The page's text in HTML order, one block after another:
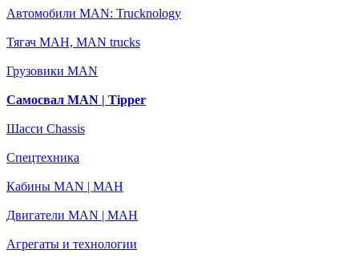
Автомобили MAN: Trucknology
Тягач МАН, MAN trucks
Грузовики MAN
Самосвал MAN | Tipper
Шасси Chassis
Спецтехника
Кабины MAN | МАН
Двигатели MAN | МАН
Агрегаты и технологии